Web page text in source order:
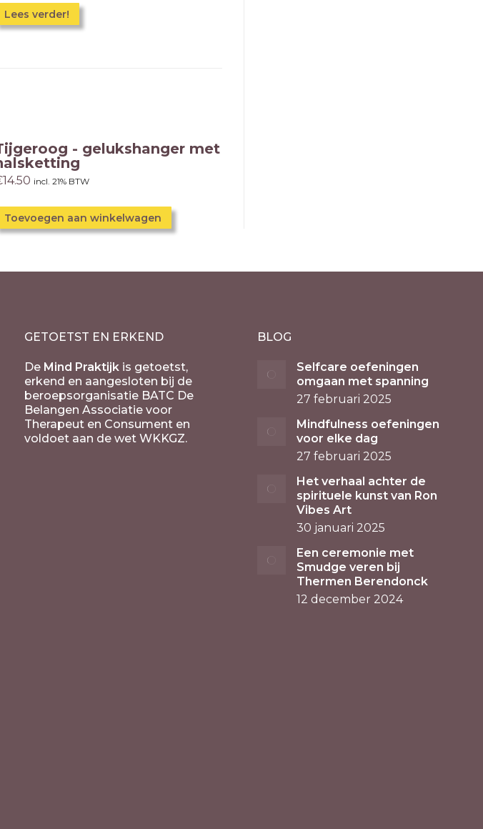
Lees verder!
- gelukshanger met
14.50 incl. 21% BTW
Toevoegen aan winkelwagen
GETOETST EN ERKEND
De Mind Praktijk is getoetst,
erkend en aangesloten bij de
beroepsorganisatie BATC De
Belangen Associatie voor
Therapeut en Consument en
voldoet aan de wet WKKGZ.
BLOG
Selfcare oefeningen
omgaan met spanning
27 februari 2025
Mindfulness oefeningen
voor elke dag
27 februari 2025
Het verhaal achter de
spirituele kunst van Ron
Vibes Art
30 januari 2025
Een ceremonie met
Smudge veren bij
Thermen Berendonck
12 december 2024